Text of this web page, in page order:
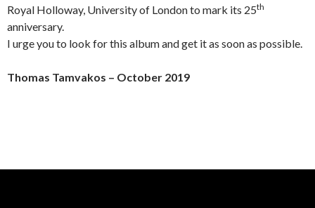
Royal Holloway, University of London to mark its 25th
anniversary.
I urge you to look for this album and get it as soon as possible.
Thomas Tamvakos – October 2019